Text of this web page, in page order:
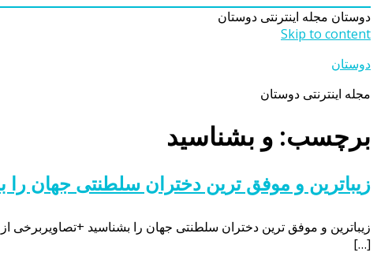
دوستان مجله اینترنتی دوستان
Skip to content
دوستان
مجله اینترنتی دوستان
برچسب: و بشناسید
زیباترین و موفق ترین دختران سلطنتی جهان را
زیباترین و موفق ترین دختران سلطنتی جهان را بشناسید +تصاویربرخی
[…]